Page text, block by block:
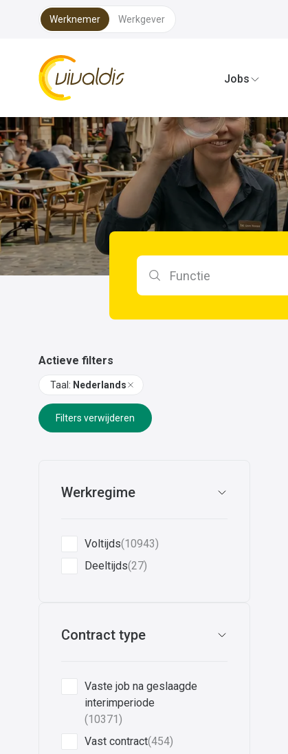
Werknemer Werkgever
Vivaldis Interim
Jobs
Zoeken op functie
Actieve filters
Taal : Nederlands
Filters verwijderen
Werkregime
Voltijds(10943)
Deeltijds(27)
Contract type
Vaste job na geslaagde
interimperiode
(10371)
Vast contract(454)